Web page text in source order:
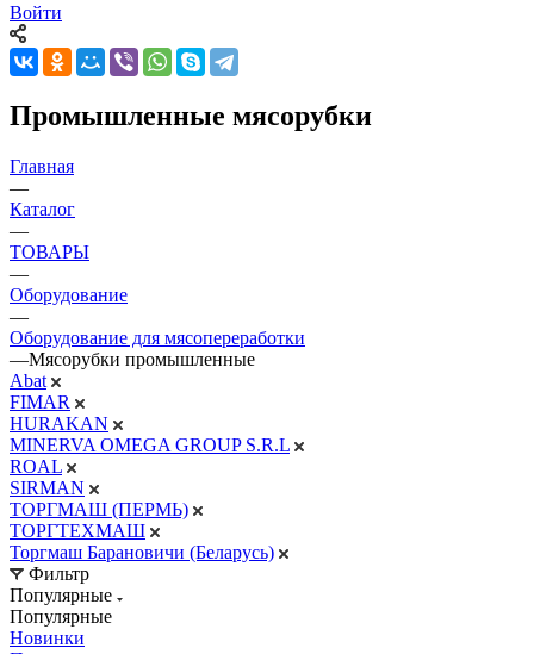
Войти
Промышленные мясорубки
Главная
—
Каталог
—
ТОВАРЫ
—
Оборудование
—
Оборудование для мясопереработки
—Мясорубки промышленные
Abat
FIMAR
HURAKAN
MINERVA OMEGA GROUP S.R.L
ROAL
SIRMAN
ТОРГМАШ (ПЕРМЬ)
ТОРГТЕХМАШ
Торгмаш Барановичи (Беларусь)
Фильтр
Популярные
Популярные
Новинки